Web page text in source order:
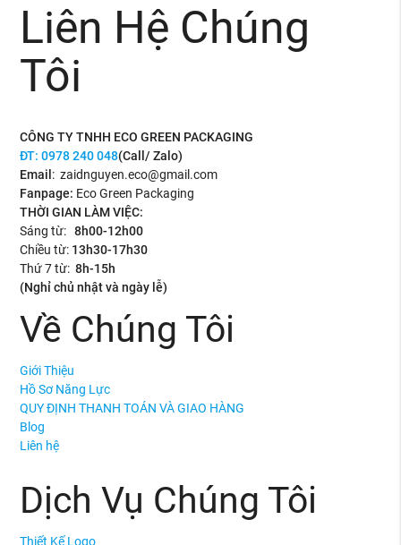
Liên Hệ Chúng
Tôi
CÔNG TY TNHH ECO GREEN PACKAGING
ĐT:0978 240 048(Call/ Zalo)
Email: zaidnguyen.eco@gmail.com
Fanpage: Eco Green Packaging
THỜI GIAN LÀM VIỆC:
Sáng từ:8h00-12h00
Chiều từ: 13h30-17h30
Thứ 7 từ:8h-15h
(Nghỉ chủ nhật và ngày lễ)
Về Chúng Tôi
Giới Thiệu
Hồ Sơ Năng Lực
QUY ĐỊNH THANH TOÁN VÀ GIAO HÀNG
Blog
Liên hệ
Dịch Vụ Chúng Tôi
Thiết Kế Logo